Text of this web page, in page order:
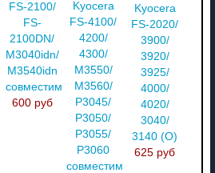
FS-2100/
FS-
2100DN/
M3040idn/
M3540idn
совместимый
600 руб
Kyocera
FS-4100/
4200/
4300/
M3550/
M3560/
P3045/
P3050/
P3055/
P3060
совместимый
Kyocera
FS-2020/
3900/
3920/
3925/
4000/
4020/
3040/
3140 (О)
625 руб